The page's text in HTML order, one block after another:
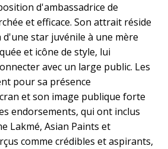
d'ambassadrice de
et efficace. Son attrait réside
star juvénile à une mère
et icône de style, lui
avec un large public. Les
pour sa présence
et son image publique forte
endorsements, qui ont inclus
Lakmé, Asian Paints et
comme crédibles et aspirants,